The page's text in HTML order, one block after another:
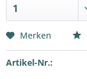
Merken
Artikel-Nr.: